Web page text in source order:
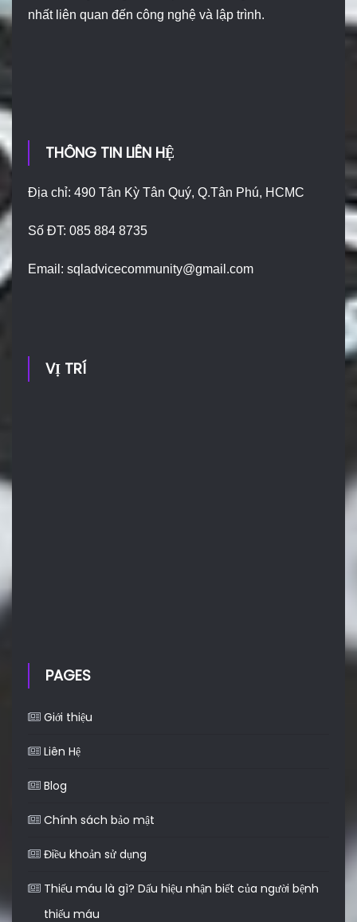
nhất liên quan đến công nghệ và lập trình.
THÔNG TIN LIÊN HỆ
Địa chỉ: 490 Tân Kỳ Tân Quý, Q.Tân Phú, HCMC
Số ĐT: 085 884 8735
Email:sqladvicecommunity@gmail.com
VỊ TRÍ
PAGES
Giới thiệu
Liên Hệ
Blog
Chính sách bảo mật
Điều khoản sử dụng
Thiếu máu là gì? Dấu hiệu nhận biết của người bệnh
thiếu máu